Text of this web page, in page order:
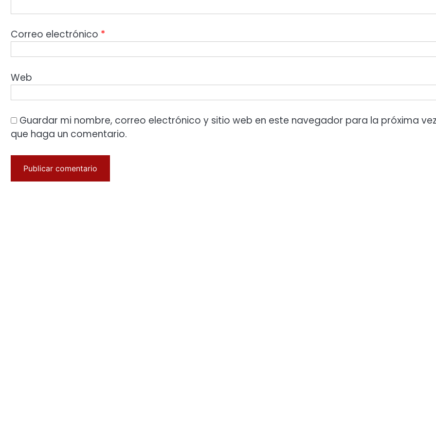
Correo electrónico *
Web
Guardar mi nombre, correo electrónico y sitio web en este navegador para la próxima
que haga un comentario.